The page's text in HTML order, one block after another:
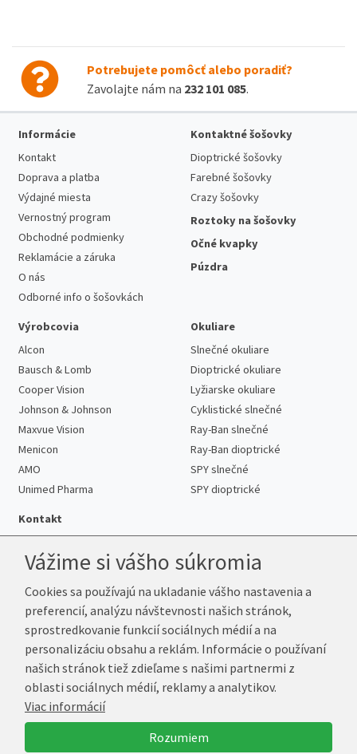
Potrebujete pomôcť alebo poradiť?
Zavolajte nám na 232 101 085.
Informácie
Kontakt
Doprava a platba
Výdajné miesta
Vernostný program
Obchodné podmienky
Reklamácie a záruka
O nás
Odborné info o šošovkách
Kontaktné šošovky
Dioptrické šošovky
Farebné šošovky
Crazy šošovky
Roztoky na šošovky
Očné kvapky
Púzdra
Výrobcovia
Alcon
Bausch & Lomb
Cooper Vision
Johnson & Johnson
Maxvue Vision
Menicon
AMO
Unimed Pharma
Okuliare
Slnečné okuliare
Dioptrické okuliare
Lyžiarske okuliare
Cyklistické slnečné
Ray-Ban slnečné
Ray-Ban dioptrické
SPY slnečné
SPY dioptrické
Kontakt
Telefón:+421 222 205 863
E-mail:info@k-sosovky.sk
Reklamačná adresa
Andrea Votavová
Revoluční 1017
290 01 Poděbrady
Česká republika
Vážime si vášho súkromia
Cookies sa používajú na ukladanie vášho nastavenia a
preferencií, analýzu návštevnosti našich stránok,
sprostredkovanie funkcií sociálnych médií a na
personalizáciu obsahu a reklám. Informácie o používaní
našich stránok tiež zdieľame s našimi partnermi z
oblasti sociálnych médií, reklamy a analytikov.
Viac informácií
Rozumiem